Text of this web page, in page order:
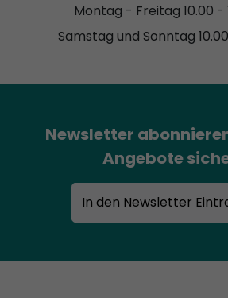
Montag - Freitag 10.00 -
Samstag und Sonntag
Newsletter
Angebote
In den Newsletter